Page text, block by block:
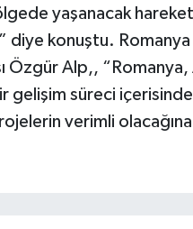
yaşanacak
diye konuştu.
Özgür Alp,,
gelişim süreci
verimli